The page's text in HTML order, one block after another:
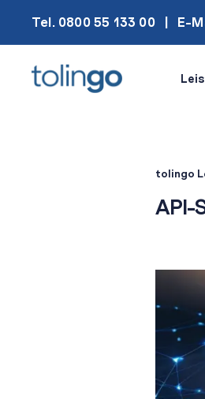
Tel. 0800 55 133 00 E-
tolingo
API-